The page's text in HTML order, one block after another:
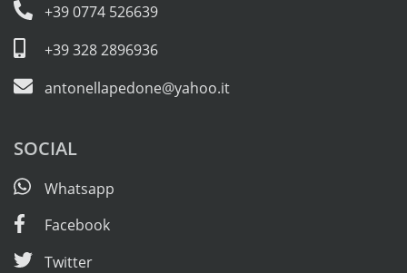
+39 0774 526639
+39 328 2896936
antonellapedone@yahoo.it
SOCIAL
Whatsapp
Facebook
Twitter